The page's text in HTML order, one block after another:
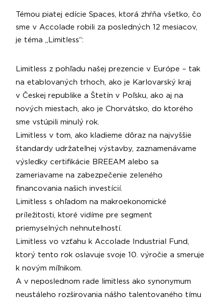
Témou piatej edície Spaces, ktorá zhŕňa všetko, čo
sme v Accolade robili za posledných 12 mesiacov,
je téma „Limitless“:
Limitless z pohľadu našej prezencie v Európe – tak
na etablovaných trhoch, ako je Karlovarský kraj
v Českej republike a Štetín v Poľsku, ako aj na
nových miestach, ako je Chorvátsko, do ktorého
sme vstúpili minulý rok.
Limitless v tom, ako kladieme dôraz na najvyššie
štandardy udržateľnej výstavby, zaznamenávame
výsledky certifikácie BREEAM alebo sa
zameriavame na zabezpečenie zeleného
financovania našich investícií.
Limitless s ohľadom na makroekonomické
príležitosti, ktoré vidíme pre segment
priemyselných nehnuteľností.
Limitless vo vzťahu k Accolade Industrial Fund,
ktorý tento rok oslavuje svoje 10. výročie a smeruje
k novým míľnikom.
A v neposlednom rade limitless ako synonymum
neustáleho rozširovania nášho talentovaného tímu